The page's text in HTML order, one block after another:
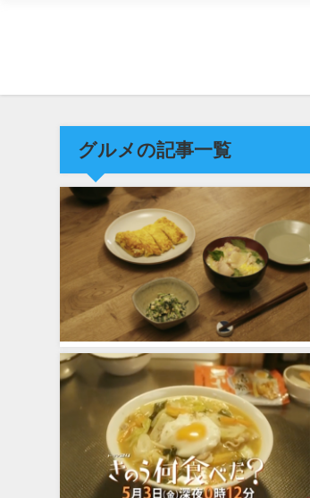
グルメの記事一覧